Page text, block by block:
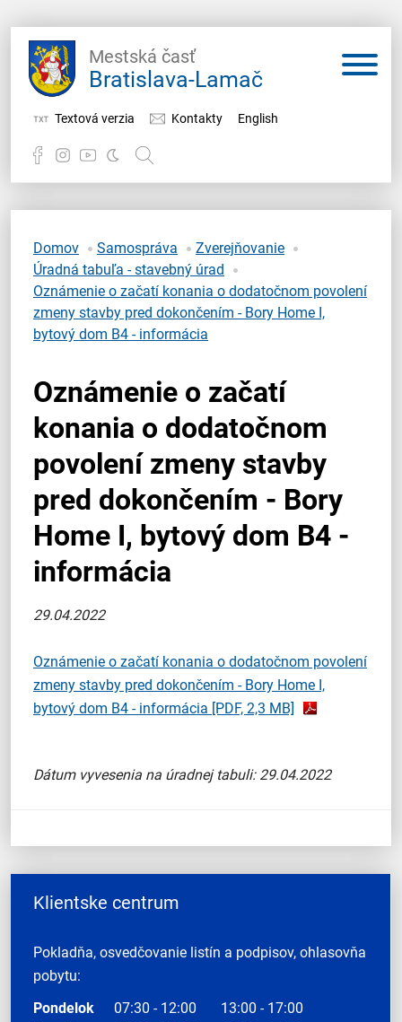
Mestská časť
Bratislava-Lamač
Textová verzia Kontakty English
Samospráva
Miestny úrad
O Lamači
Domov Samospráva
Zverejňovanie
Úradná tabuľa - stavebný úrad
Oznámenie o začatí konania o dodatočnom povolení
zmeny stavby pred dokončením - Bory Home I,
bytový dom B4 - informácia
Oznámenie o začatí
konania o dodatočnom
povolení zmeny stavby
pred dokončením - Bory
Home I, bytový dom B4 -
informácia
29.04.2022
Oznámenie o začatí konania o dodatočnom povolení
zmeny stavby pred dokončením - Bory Home I,
bytový dom B4 - informácia [PDF, 2,3 MB]
Dátum vyvesenia na úradnej tabuli: 29.04.2022
Klientske centrum
Pokladňa, osvedčovanie listín a podpisov, ohlasovňa
pobytu:
Pondelok
07:30 - 12:00
13:00 - 17:00